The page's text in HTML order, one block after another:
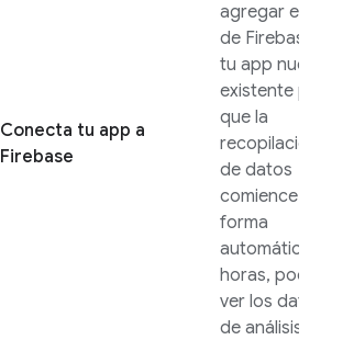
Conecta tu app a
Firebase
agregar el SDK
de Firebase a
tu app nueva o
existente para
que la
recopilación
de datos
comience en
forma
automática. En
horas, podrás
ver los datos
de análisis en